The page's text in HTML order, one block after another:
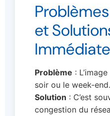
et
Problème :
soir ou le week-end.
Solution : C’est
congestion du